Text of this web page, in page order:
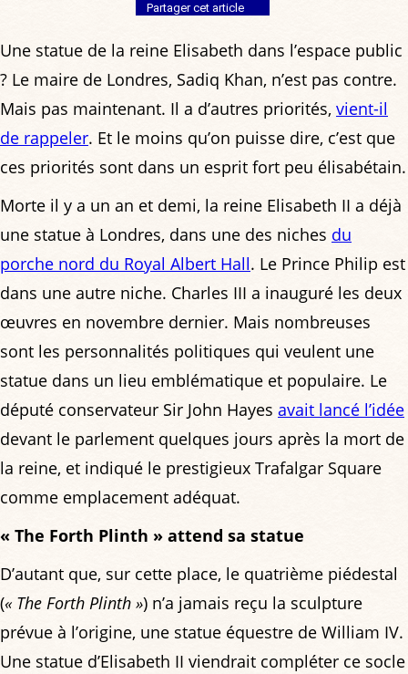
Partager cet article
Une statue de la reine Elisabeth dans l’espace public
? Le maire de Londres, Sadiq Khan, n’est pas contre.
Mais pas maintenant. Il a d’autres priorités, vient-il
de rappeler. Et le moins qu’on puisse dire, c’est que
ces priorités sont dans un esprit fort peu élisabétain.
Morte il y a un an et demi, la reine Elisabeth II a déjà
une statue à Londres, dans une des niches du
porche nord du Royal Albert Hall. Le Prince Philip est
dans une autre niche. Charles III a inauguré les deux
œuvres en novembre dernier. Mais nombreuses
sont les personnalités politiques qui veulent une
statue dans un lieu emblématique et populaire. Le
député conservateur Sir John Hayes avait lancé l’idée
devant le parlement quelques jours après la mort de
la reine, et indiqué le prestigieux Trafalgar Square
comme emplacement adéquat.
« The Forth Plinth » attend sa statue
D’autant que, sur cette place, le quatrième piédestal
(« The Forth Plinth ») n’a jamais reçu la sculpture
prévue à l’origine, une statue équestre de William IV.
Une statue d’Elisabeth II viendrait compléter ce socle